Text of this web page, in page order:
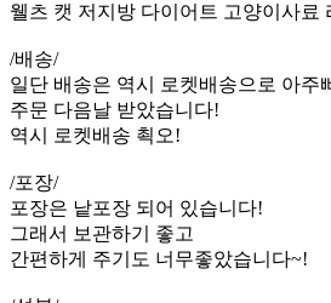
웰츠 캣 저지방 다이어트 고양이사료
/배송/
일단 배송은 역시 로켓배송으로 아주
주문 다음날 받았습니다!
역시 로켓배송 쵝오!
/포장/
포장은 낱포장 되어 있습니다!
그래서 보관하기 좋고
간편하게 주기도 너무좋았습니다~!